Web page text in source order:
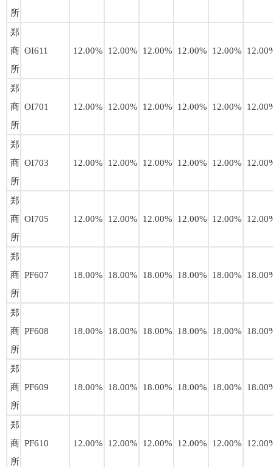
所
郑
商
所
OI611 12.00% 12.00% 12.00% 12.00% 12.00%
郑
商
所
OI701 12.00% 12.00% 12.00% 12.00% 12.00%
郑
商
所
OI703 12.00% 12.00% 12.00% 12.00% 12.00%
郑
商
所
OI705 12.00% 12.00% 12.00% 12.00% 12.00%
郑
商
所
PF607 18.00% 18.00% 18.00% 18.00% 18.00%
郑
商
所
PF608 18.00% 18.00% 18.00% 18.00% 18.00%
郑
商
所
PF609 18.00% 18.00% 18.00% 18.00% 18.00%
郑
商
所
PF610 12.00% 12.00% 12.00% 12.00% 12.00%